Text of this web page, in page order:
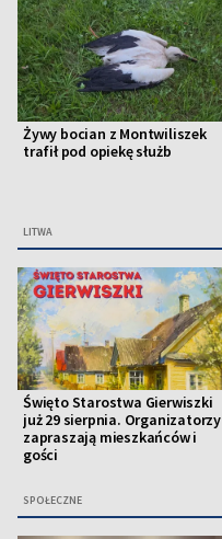
Żywy bocian z Montwiliszek
trafił pod opiekę służb
LITWA
Święto Starostwa Gierwiszki
już 29 sierpnia. Organizatorzy
zapraszają mieszkańców i
gości
SPOŁECZNE